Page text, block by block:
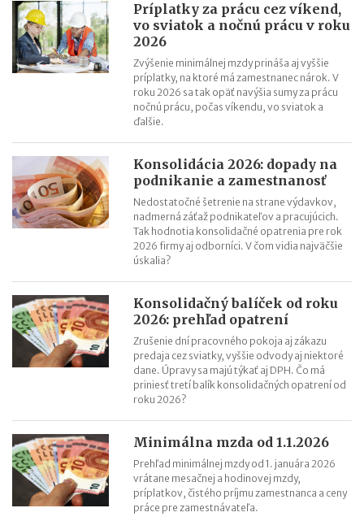
Príplatky za prácu cez víkend,
vo sviatok a nočnú prácu v roku
2026
Zvýšenie minimálnej mzdy prináša aj vyššie
príplatky, na ktoré má zamestnanec nárok. V
roku 2026 sa tak opäť navýšia sumy za prácu
nočnú prácu, počas víkendu, vo sviatok a
ďalšie.
Konsolidácia 2026: dopady na
podnikanie a zamestnanosť
Nedostatočné šetrenie na strane výdavkov,
nadmerná záťaž podnikateľov a pracujúcich.
Tak hodnotia konsolidačné opatrenia pre rok
2026 firmy aj odborníci. V čom vidia najväčšie
úskalia?
Konsolidačný balíček od roku
2026: prehľad opatrení
Zrušenie dní pracovného pokoja aj zákazu
predaja cez sviatky, vyššie odvody aj niektoré
dane. Úpravy sa majú týkať aj DPH. Čo má
priniesť tretí balík konsolidačných opatrení od
roku 2026?
Minimálna mzda od 1.1.2026
Prehľad minimálnej mzdy od 1. januára 2026
vrátane mesačnej a hodinovej mzdy,
príplatkov, čistého príjmu zamestnanca a ceny
práce pre zamestnávateľa.